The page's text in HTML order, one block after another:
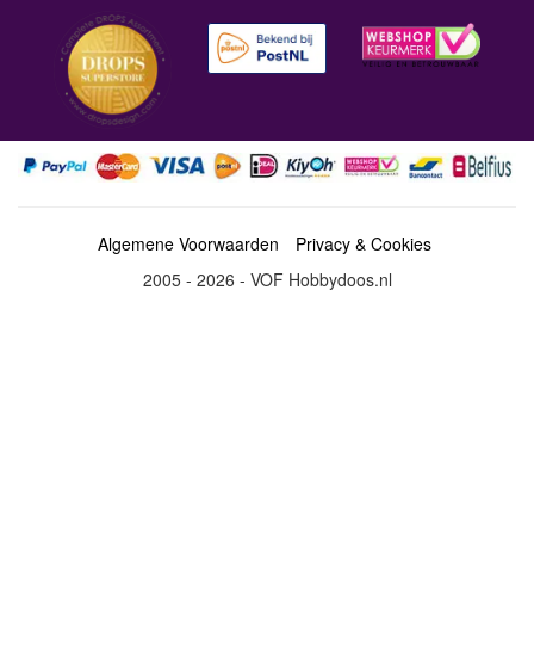
Algemene Voorwaarden
Privacy & Cookies
2005 - 2026 - VOF Hobbydoos.nl